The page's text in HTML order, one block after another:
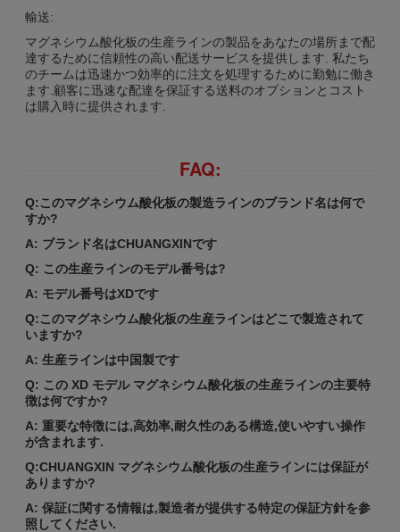
輸送:
マグネシウム酸化板の生産ラインの製品をあなたの場所まで配
達するために信頼性の高い配送サービスを提供します. 私たち
のチームは迅速かつ効率的に注文を処理するために勤勉に働き
ます.顧客に迅速な配達を保証する送料のオプションとコスト
は購入時に提供されます.
FAQ:
Q:このマグネシウム酸化板の製造ラインのブランド名は何で
すか?
A: ブランド名はCHUANGXINです
Q: この生産ラインのモデル番号は?
A: モデル番号はXDです
Q:このマグネシウム酸化板の生産ラインはどこで製造されて
いますか?
A: 生産ラインは中国製です
Q: この XD モデル マグネシウム酸化板の生産ラインの主要特
徴は何ですか?
A: 重要な特徴には,高効率,耐久性のある構造,使いやすい操作
が含まれます.
Q:CHUANGXIN マグネシウム酸化板の生産ラインには保証が
ありますか?
A: 保証に関する情報は,製造者が提供する特定の保証方針を参
照してください.